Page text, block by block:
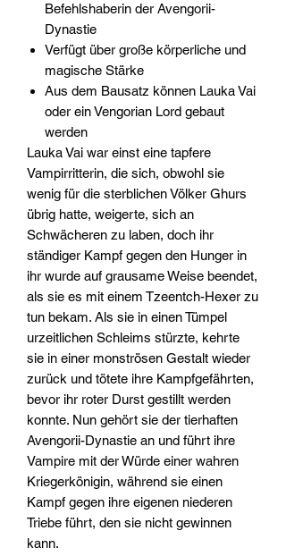
Befehlshaberin der Avengorii-
Dynastie
Verfügt über große körperliche und
magische Stärke
Aus dem Bausatz können Lauka Vai
oder ein Vengorian Lord gebaut
werden
Lauka Vai war einst eine tapfere
Vampirritterin, die sich, obwohl sie
wenig für die sterblichen Völker Ghurs
übrig hatte, weigerte, sich an
Schwächeren zu laben, doch ihr
ständiger Kampf gegen den Hunger in
ihr wurde auf grausame Weise beendet,
als sie es mit einem Tzeentch-Hexer zu
tun bekam. Als sie in einen Tümpel
urzeitlichen Schleims stürzte, kehrte
sie in einer monströsen Gestalt wieder
zurück und tötete ihre Kampfgefährten,
bevor ihr roter Durst gestillt werden
konnte. Nun gehört sie der tierhaften
Avengorii-Dynastie an und führt ihre
Vampire mit der Würde einer wahren
Kriegerkönigin, während sie einen
Kampf gegen ihre eigenen niederen
Triebe führt, den sie nicht gewinnen
kann.